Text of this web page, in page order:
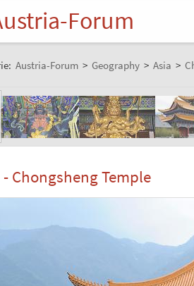
Forum
Austria-Forum > Geography > Asia >
- Chongsheng Temple